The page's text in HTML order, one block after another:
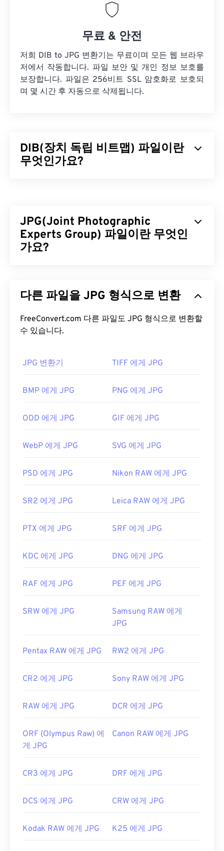
무료 & 안전
저희 DIB to JPG 변환기는 무료이며 모든 웹 브라우
저에서 작동합니다. 파일 보안 및 개인 정보 보호를
보장합니다. 파일은 256비트 SSL 암호화로 보호되
며 몇 시간 후 자동으로 삭제됩니다.
DIB(장치 독립 비트맵) 파일이란
무엇인가요?
구현합니다. DIB에는 상향식과 하향식, 두 가지 유형
이 있습니다. 두 가지 유형의 주요 차이점은 상향식
DIB는 압축할 수 없는 반면, 하향식은 압축할 수 있다
DIB 파일을 어떻게 여나요?
DIB는 장치 독립적인 파일 형식이므로 여러 플랫폼
macOS에서는
Apple Preview, Apple Photos
미지 보기 및 편집 응용 프로그램에서 쉽게 열립니다.
을 열 수 있습니다.
인 파일 형식으로 쉽게 변환할 수 있습니다.
도 DIB 파일을 변환하는 데 사용할 수 있습니다.
습니다. DIB 파일의 좋은 점 중 하나는 무료 텍스트
한 정보를 제공하는 텍스트가 표시될 수도 있습니다.
개발자:Microsoft Corporation
JPG(Joint Photographic
Experts Group) 파일이란 무엇인
가요?
파일 형식입니다. JPG는 뛰어난 압축률 덕분에 널리
인터넷 전송 및 웹사이트 사용에 매우 적합합니다. 저
희의JPEG 압축
더 나은 압축률이 필요하다면JPG를 WebP로
일 형식입니다.
JPG 파일을 인식하고 열 수 있습니다. JPG 파일을 두
택하여 파일을 열려면 마우스 오른쪽 버튼을 클릭하
JPG 파일은
과 같은 인기 웹 브라우저,
Apple Preview 와 같은 Mac OS 애플리케이션에서
면이미지 크기 조정
도구를 사용하세요.
최초 출시:
관련 JPG 도구:
사용하여 이미지에서 색상을 선택하
다른 파일을 JPG 형식으로 변환
FreeConvert.com 다른 파일도 JPG 형식으로 변환할
수 있습니다.
JPG 변환기 TIFF 에게 JPG
BMP 에게 JPG PNG 에게 JPG
ODD 에게 JPG GIF 에게 JPG
WebP 에게 JPG SVG 에게 JPG
PSD 에게 JPG Nikon RAW 에게 JPG
SR2 에게 JPG Leica RAW 에게 JPG
PTX 에게 JPG SRF 에게 JPG
KDC 에게 JPG DNG 에게 JPG
RAF 에게 JPG PEF 에게 JPG
SRW 에게 JPG
Samsung RAW 에게
JPG
Pentax RAW 에게 JPG RW2 에게 JPG
CR2 에게 JPG Sony RAW 에게 JPG
RAW 에게 JPG DCR 에게 JPG
ORF (Olympus Raw) 에
게 JPG
Canon RAW 에게 JPG
CR3 에게 JPG DRF 에게 JPG
DCS 에게 JPG CRW 에게 JPG
Kodak RAW 에게 JPG K25 에게 JPG